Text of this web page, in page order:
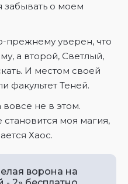
забывать о моем
прежнему уверен, что
а второй, Светлый,
И местом своей
факультет Теней.
не в этом.
моя магия,
Хаос.
ворона на